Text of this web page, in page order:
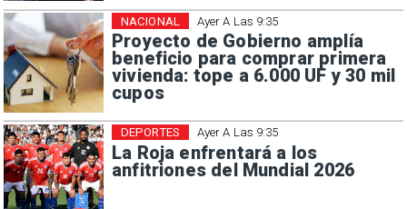
Ayer A Las 9:35
Proyecto de Gobierno amplía
beneficio para comprar primera
vivienda: tope a 6.000 UF y 30 mil
cupos
NACIONAL
Ayer A Las 9:35
La Roja enfrentará a los
anfitriones del Mundial 2026
DEPORTES